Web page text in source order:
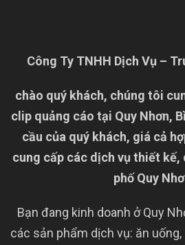
Công Ty TNHH Dịch Vụ –
chào quý khách, chúng tôi
clip quảng cáo tại Quy Nhơn,
cầu của quý khách, giá cả
cung cấp các dịch vụ thiết kế,
phố Quy
Bạn đang kinh doanh ở Quy
các sản phẩm dịch vụ: ăn